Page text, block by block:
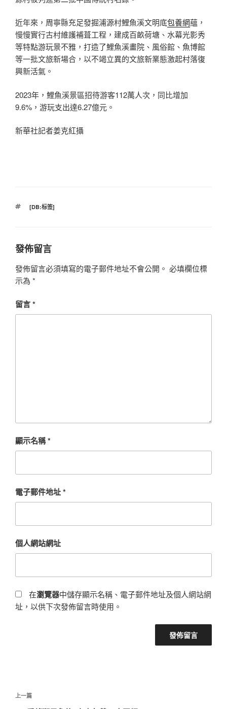
近年來，周寧縣充足發掘浦源村鯉魚溪文明底包養網蘊，
慢慢實行古村維護補葺工程，建成百畝荷塘、水幕光影秀
等特點游玩景不雅，打造了鯉魚溪畫院、風俗館、魚博館
等一批文旅新場合，以不竭立異的文旅新業態激起村落復
興新活氣。
2023年，鯉魚溪景區招待游客112萬人次，同比增加
9.6%，游玩支出達6.27億元。
新華社記者姜克紅攝
標
[DB:标签]
發佈留言
發佈留言必須填寫的電子郵件地址不會公開。 必填欄位標
示為 *
留言*
顯示名稱*
電子郵件地址*
個人網站網址
在瀏覽器中儲存顯示名稱、電子郵件地址及個人網站網
址，以供下次發佈留言時使用。
文
上
上一篇